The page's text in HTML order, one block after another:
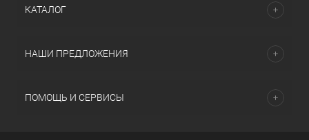
КАТАЛОГ
НАШИ ПРЕДЛОЖЕНИЯ
ПОМОЩЬ И СЕРВИСЫ